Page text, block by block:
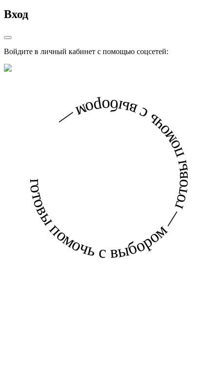
Вход
Войдите в личный кабинет с помощью соцсетей:
готовы помочь с выбором — готовы помочь с выбором —